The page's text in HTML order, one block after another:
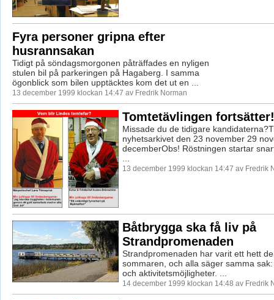
Fyra personer gripna efter
husrannsakan
Tidigt på söndagsmorgonen påträffades en nyligen
stulen bil på parkeringen på Hagaberg. I samma
ögonblick som bilen upptäcktes kom det ut en ...
13 december 1999 klockan 14:47 av Fredrik Norman
Tomtetävlingen fortsätter!
Missade du de tidigare
nyhetsarkivet den 23 november 29
decemberObs! Röstningen startar
13 december 1999 klockan 14:47 av Fredrik
Båtbrygga ska få liv på
Strandpromenaden
Strandpromenaden har varit ett hett
sommaren, och alla säger samma
och aktivitetsmöjligheter. ...
14 december 1999 klockan 14:48 av Fredrik